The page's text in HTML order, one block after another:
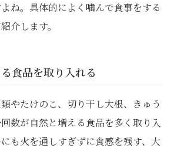
ね。具体的によく噛んで食事をする
介します。
食品を取り入れる
やたけのこ、切り干し大根、きゅう
数が自然と増える食品を多く取り入
も火を通しすぎずに食感を残す、大